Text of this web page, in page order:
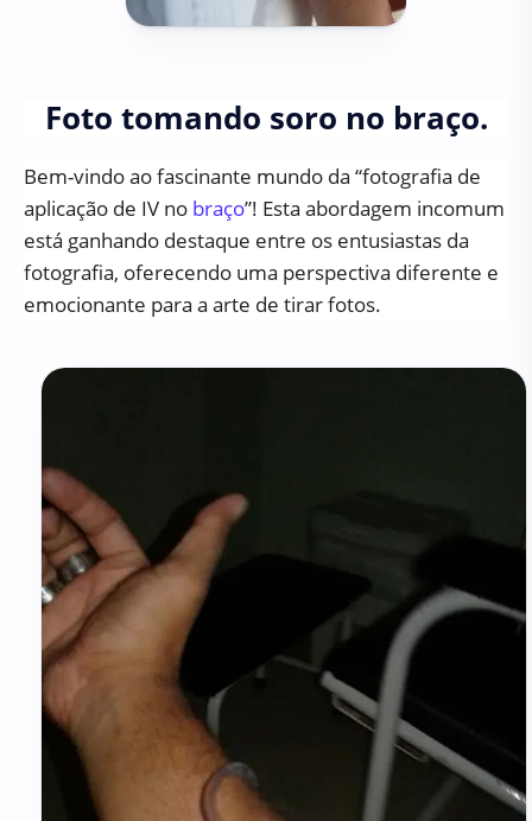
Foto tomando soro no braço.
Bem-vindo ao fascinante mundo da “fotografia de
aplicação de IV no braço”! Esta abordagem incomum
está ganhando destaque entre os entusiastas da
fotografia, oferecendo uma perspectiva diferente e
emocionante para a arte de tirar fotos.